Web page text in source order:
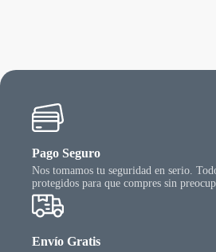
Pago Seguro
Nos tomamos tu seguridad en serio.
protegidos para que compres sin
Envío Gratis